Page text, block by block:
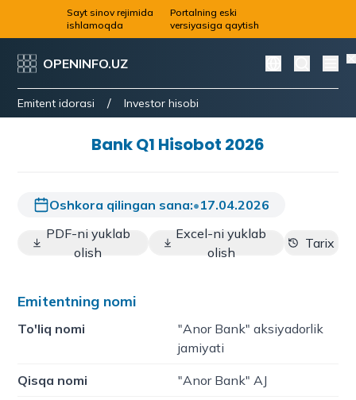
Sayt sinov rejimida
ishlamoqda
Portalning eski
versiyasiga qaytish
OPENINFO.UZ
Emitent idorasi / Investor hisobi
Bank Q1 Hisobot 2026
Oshkora qilingan sana:•17.04.2026
PDF-ni yuklab
olish
Excel-ni yuklab
olish
Tarix
Emitentning nomi
To'liq nomi
"Anor Bank" aksiyadorlik
jamiyati
Qisqa nomi "Anor Bank" AJ